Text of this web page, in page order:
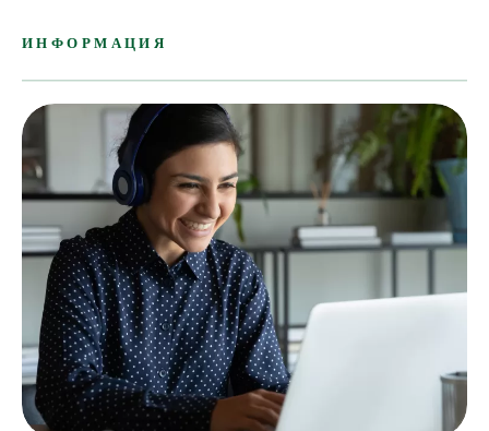
ИНФОРМАЦИЯ